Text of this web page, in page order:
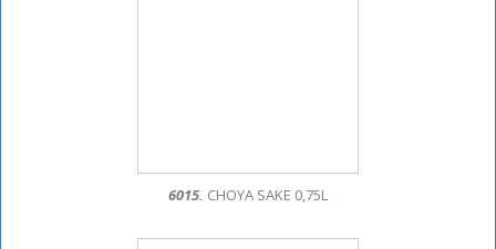
6015. CHOYA SAKE 0,75L